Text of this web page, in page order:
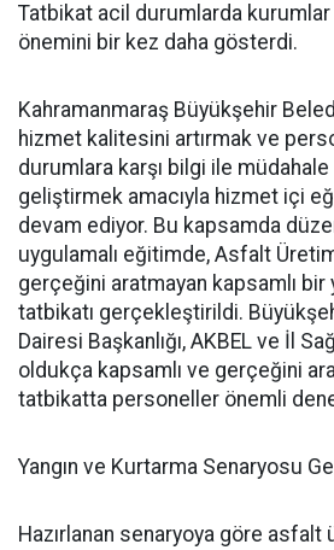
Tatbikat acil durumlarda kurumlar
önemini bir kez daha gösterdi.
Kahramanmaraş Büyükşehir
hizmet kalitesini artırmak ve
durumlara karşı bilgi ile
geliştirmek amacıyla hizmet içi
devam ediyor. Bu kapsamda
uygulamalı eğitimde, Asfalt
gerçeğini aratmayan kapsamlı bir
tatbikatı gerçekleştirildi.
Dairesi Başkanlığı, AKBEL ve İl
oldukça kapsamlı ve gerçeğini
tatbikatta personeller önemli
Yangın ve Kurtarma Senaryosu
Hazırlanan senaryoya göre